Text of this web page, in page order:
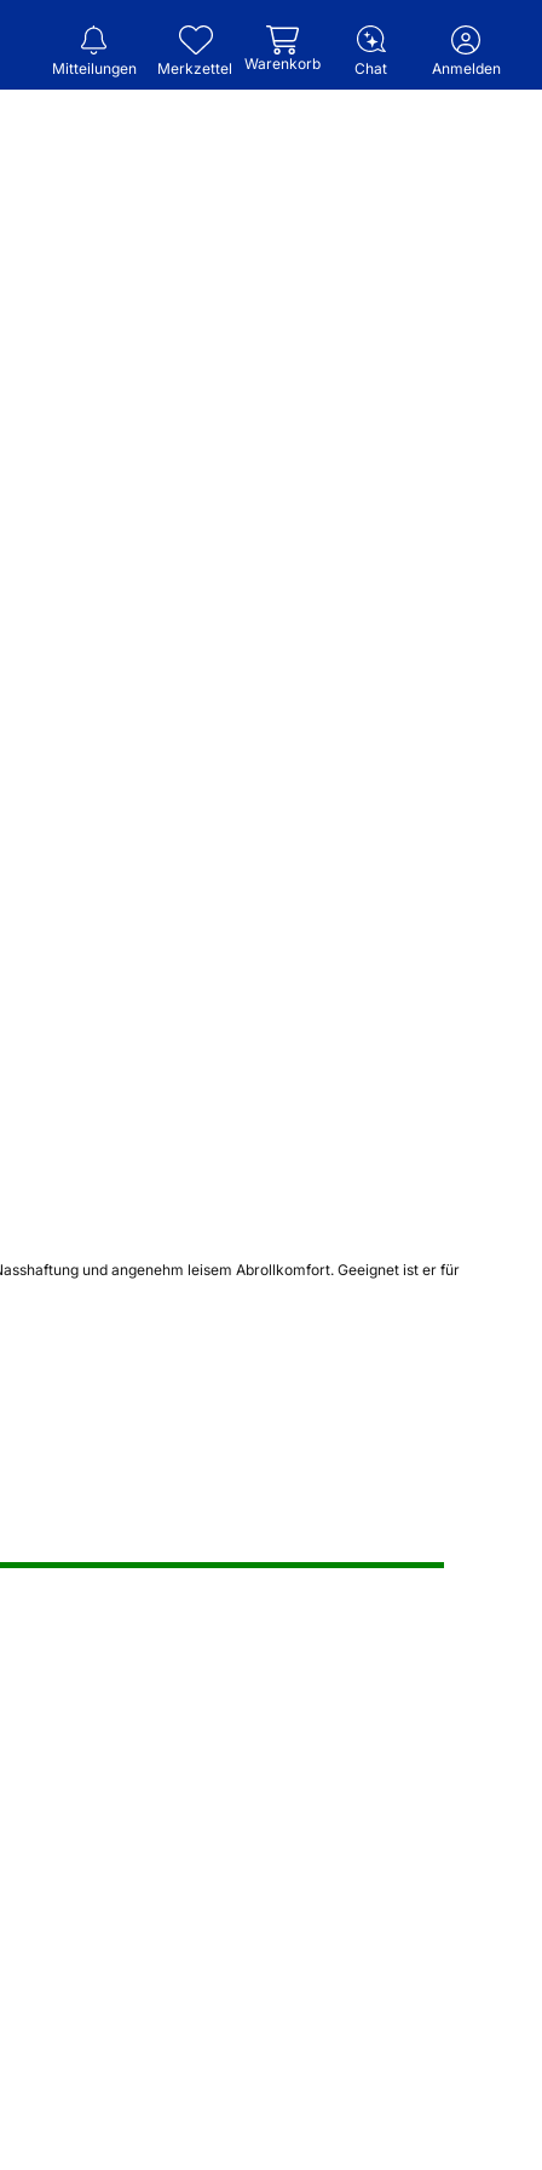
Mitteilungen Merkzettel Warenkorb Chat Anmelden
und angenehm leisem Abrollkomfort. Geeignet ist er für